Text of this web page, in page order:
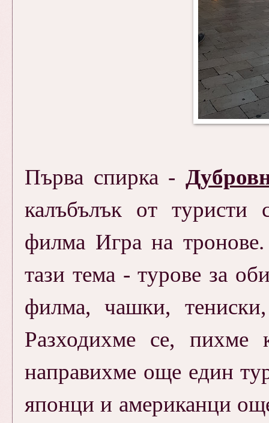
Първа спирка -
калъбълък от туристи
филма Игра на
тази тема - турове за
филма, чашки, тениски,
Разходихме се, пихме
направихме още един
японци и американци